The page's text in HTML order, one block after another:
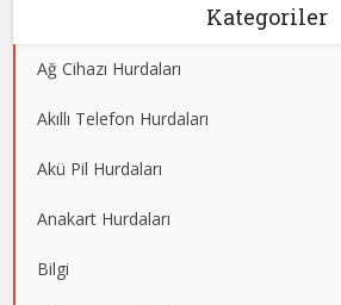
Kategoriler
Ağ Cihazı Hurdaları
Akıllı Telefon Hurdaları
Akü Pil Hurdaları
Anakart Hurdaları
Bilgi